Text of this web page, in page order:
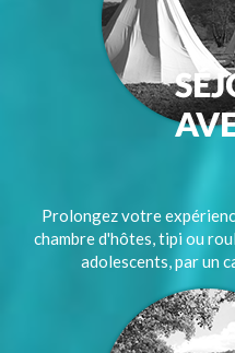
Prolongez votre
chambre d'hôtes, tipi ou
adolescents, par un